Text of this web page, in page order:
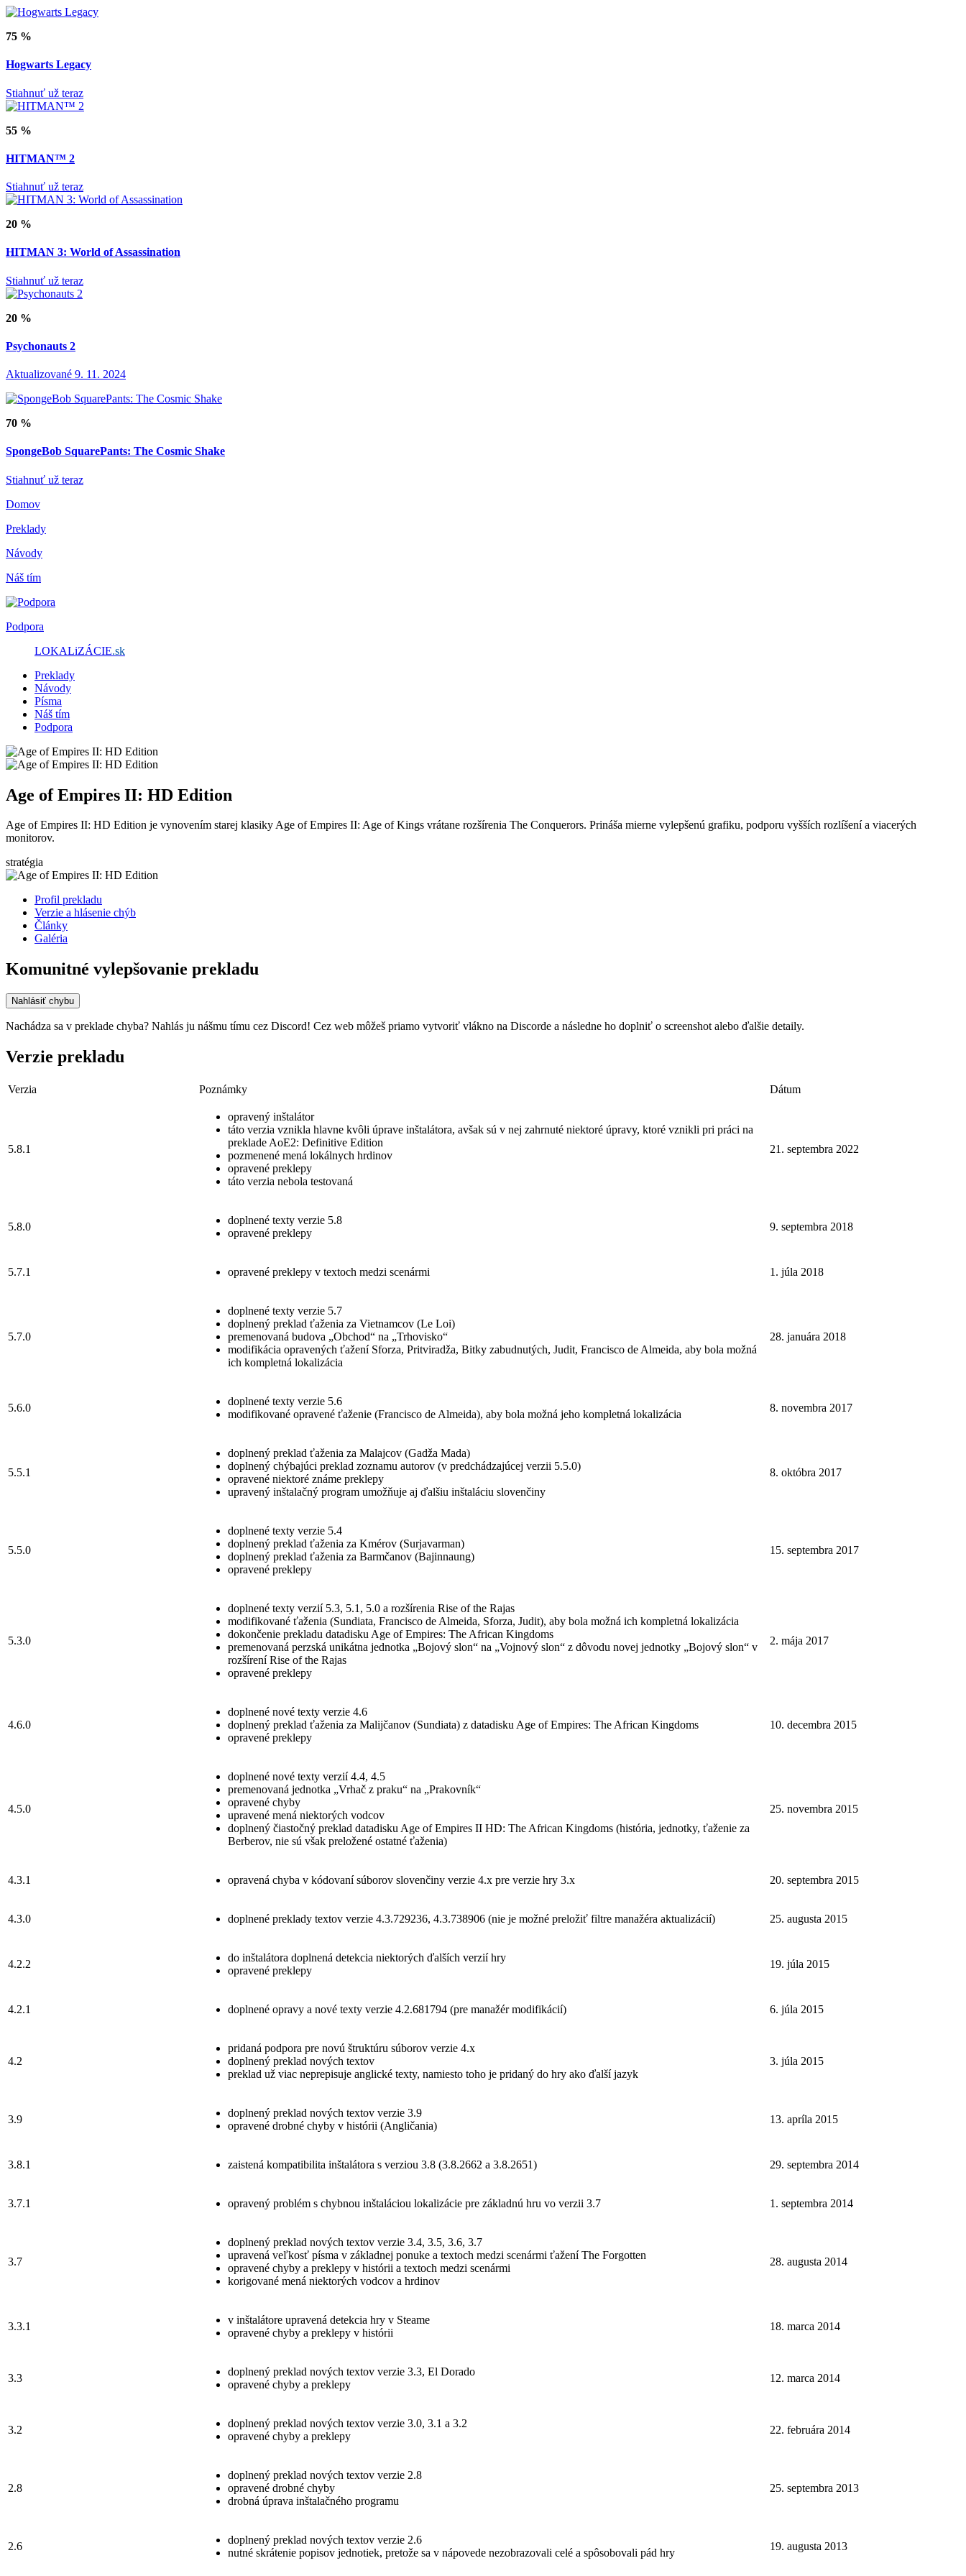
75 %
Hogwarts Legacy
Stiahnuť už teraz
55 %
HITMAN™ 2
Stiahnuť už teraz
20 %
HITMAN 3: World of Assassination
Stiahnuť už teraz
20 %
Psychonauts 2
Aktualizované 9. 11. 2024
70 %
SpongeBob SquarePants: The Cosmic Shake
Stiahnuť už teraz
Domov
Preklady
Návody
Náš tím
Podpora
LOKALiZÁCIE.sk
Preklady
Návody
Písma
Náš tím
Podpora
Age of Empires II: HD Edition
Age of Empires II: HD Edition je vynovením starej klasiky Age of Empires II: Age of Kings vrátane rozšírenia The Conquerors. Prináša mierne vylepšenú grafiku, podporu vyšších rozlíšení a viacerých
monitorov.
stratégia
Profil prekladu
Verzie a hlásenie chýb
Články
Galéria
Komunitné vylepšovanie prekladu
Nahlásiť chybu
Nachádza sa v preklade chyba? Nahlás ju nášmu tímu cez Discord! Cez web môžeš priamo vytvoriť vlákno na Discorde a následne ho doplniť o screenshot alebo ďalšie detaily.
Verzie prekladu
Verzia Poznámky Dátum
5.8.1
opravený inštalátor
táto verzia vznikla hlavne kvôli úprave inštalátora, avšak sú v nej zahrnuté niektoré úpravy, ktoré vznikli pri práci na
preklade AoE2: Definitive Edition
pozmenené mená lokálnych hrdinov
opravené preklepy
táto verzia nebola testovaná
21. septembra 2022
5.8.0
doplnené texty verzie 5.8
opravené preklepy
9. septembra 2018
5.7.1 opravené preklepy v textoch medzi scenármi 1. júla 2018
5.7.0
doplnené texty verzie 5.7
doplnený preklad ťaženia za Vietnamcov (Le Loi)
premenovaná budova „Obchod“ na „Trhovisko“
modifikácia opravených ťažení Sforza, Pritviradža, Bitky zabudnutých, Judit, Francisco de Almeida, aby bola možná
ich kompletná lokalizácia
28. januára 2018
5.6.0
doplnené texty verzie 5.6
modifikované opravené ťaženie (Francisco de Almeida), aby bola možná jeho kompletná lokalizácia
8. novembra 2017
5.5.1
doplnený preklad ťaženia za Malajcov (Gadža Mada)
doplnený chýbajúci preklad zoznamu autorov (v predchádzajúcej verzii 5.5.0)
opravené niektoré známe preklepy
upravený inštalačný program umožňuje aj ďalšiu inštaláciu slovenčiny
8. októbra 2017
5.5.0
doplnené texty verzie 5.4
doplnený preklad ťaženia za Kmérov (Surjavarman)
doplnený preklad ťaženia za Barmčanov (Bajinnaung)
opravené preklepy
15. septembra 2017
5.3.0
doplnené texty verzií 5.3, 5.1, 5.0 a rozšírenia Rise of the Rajas
modifikované ťaženia (Sundiata, Francisco de Almeida, Sforza, Judit), aby bola možná ich kompletná lokalizácia
dokončenie prekladu datadisku Age of Empires: The African Kingdoms
premenovaná perzská unikátna jednotka „Bojový slon“ na „Vojnový slon“ z dôvodu novej jednotky „Bojový slon“ v
rozšírení Rise of the Rajas
opravené preklepy
2. mája 2017
4.6.0
doplnené nové texty verzie 4.6
doplnený preklad ťaženia za Malijčanov (Sundiata) z datadisku Age of Empires: The African Kingdoms
opravené preklepy
10. decembra 2015
4.5.0
doplnené nové texty verzií 4.4, 4.5
premenovaná jednotka „Vrhač z praku“ na „Prakovník“
opravené chyby
upravené mená niektorých vodcov
doplnený čiastočný preklad datadisku Age of Empires II HD: The African Kingdoms (história, jednotky, ťaženie za
Berberov, nie sú však preložené ostatné ťaženia)
25. novembra 2015
4.3.1 opravená chyba v kódovaní súborov slovenčiny verzie 4.x pre verzie hry 3.x 20. septembra 2015
4.3.0 doplnené preklady textov verzie 4.3.729236, 4.3.738906 (nie je možné preložiť filtre manažéra aktualizácií) 25. augusta 2015
4.2.2
do inštalátora doplnená detekcia niektorých ďalších verzií hry
opravené preklepy
19. júla 2015
4.2.1 doplnené opravy a nové texty verzie 4.2.681794 (pre manažér modifikácií) 6. júla 2015
4.2
pridaná podpora pre novú štruktúru súborov verzie 4.x
doplnený preklad nových textov
preklad už viac neprepisuje anglické texty, namiesto toho je pridaný do hry ako ďalší jazyk
3. júla 2015
3.9
doplnený preklad nových textov verzie 3.9
opravené drobné chyby v histórii (Angličania)
13. apríla 2015
3.8.1 zaistená kompatibilita inštalátora s verziou 3.8 (3.8.2662 a 3.8.2651) 29. septembra 2014
3.7.1 opravený problém s chybnou inštaláciou lokalizácie pre základnú hru vo verzii 3.7 1. septembra 2014
3.7
doplnený preklad nových textov verzie 3.4, 3.5, 3.6, 3.7
upravená veľkosť písma v základnej ponuke a textoch medzi scenármi ťažení The Forgotten
opravené chyby a preklepy v histórii a textoch medzi scenármi
korigované mená niektorých vodcov a hrdinov
28. augusta 2014
3.3.1
v inštalátore upravená detekcia hry v Steame
opravené chyby a preklepy v histórii
18. marca 2014
3.3
doplnený preklad nových textov verzie 3.3, El Dorado
opravené chyby a preklepy
12. marca 2014
3.2
doplnený preklad nových textov verzie 3.0, 3.1 a 3.2
opravené chyby a preklepy
22. februára 2014
2.8
doplnený preklad nových textov verzie 2.8
opravené drobné chyby
drobná úprava inštalačného programu
25. septembra 2013
2.6
doplnený preklad nových textov verzie 2.6
nutné skrátenie popisov jednotiek, pretože sa v nápovede nezobrazovali celé a spôsobovali pád hry
19. augusta 2013